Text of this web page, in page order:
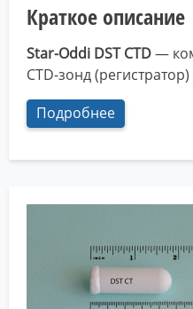
Краткое описание
Star-Oddi DST CTD—
CTD-зонд
Подробнее